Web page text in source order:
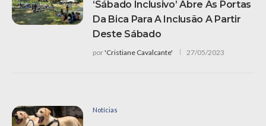
‘Sábado Inclusivo’ Abre As Portas
Da Bica Para A Inclusão A Partir
Deste Sábado
por'Cristiane Cavalcante' 27/05/2023
Notícias